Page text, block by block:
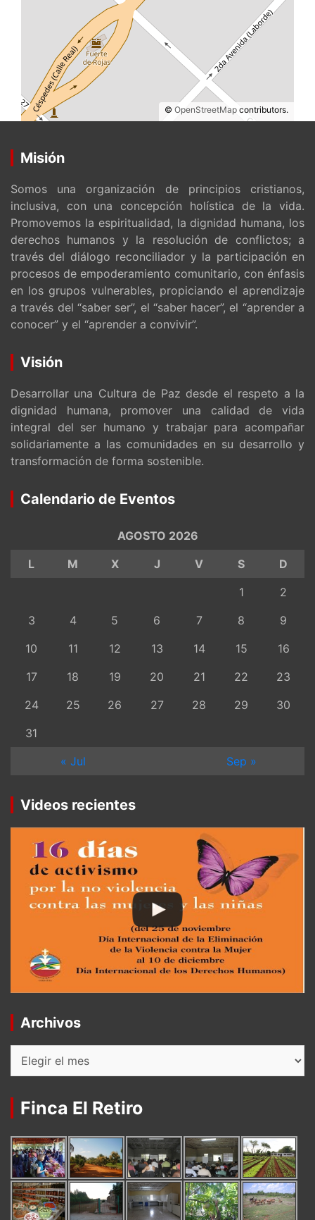
© OpenStreetMap contributors.
Misión
Somos una organización de principios cristianos,
inclusiva, con una concepción holística de la vida.
Promovemos la espiritualidad, la dignidad humana, los
derechos humanos y la resolución de conflictos; a
través del diálogo reconciliador y la participación en
procesos de empoderamiento comunitario, con énfasis
en los grupos vulnerables, propiciando el aprendizaje
a través del “saber ser”, el “saber hacer”, el “aprender a
conocer” y el “aprender a convivir”.
Visión
Desarrollar una Cultura de Paz desde el respeto a la
dignidad humana, promover una calidad de vida
integral del ser humano y trabajar para acompañar
solidariamente a las comunidades en su desarrollo y
transformación de forma sostenible.
Calendario de Eventos
AGOSTO 2026
L
M X J V S
D
1
2
3
4 5 6 7 8
9
10
11 12 13 14 15
16
17
18 19 20 21 22
23
24
25 26 27 28 29
30
31
« Jul
Sep »
Videos recientes
Archivos
Finca El Retiro